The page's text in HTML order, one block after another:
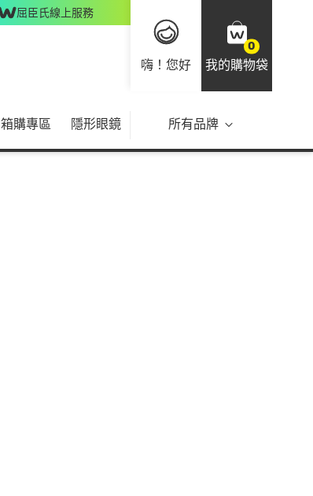
屈臣氏線上服務
嗨！您好
0
我的購物袋
箱購專區 隱形眼鏡 所有品牌